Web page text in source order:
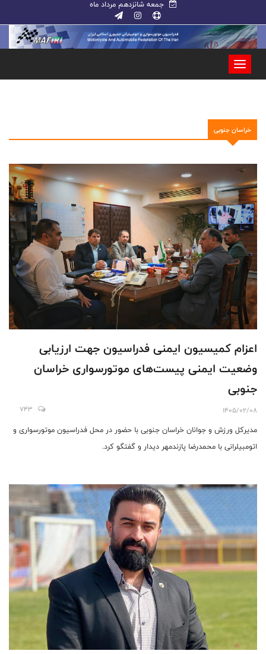
جمعه شانزدهم مرداد ماه
خراسان جنوبی
اعزام کمیسیون ایمنی فدراسیون جهت ارزیابی
وضعیت ایمنی پیست‌های موتورسواری خراسان
جنوبی
1405/02/08
743
مدیرکل ورزش و جوانان خراسان جنوبی با حضور در محل فدراسیون موتورسواری و
اتومبیلرانی با محمدرضا پازندمهر دیدار و گفتگو کرد.